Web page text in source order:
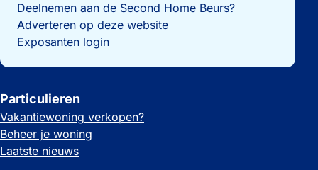
Deelnemen aan de Second Home Beurs?
Adverteren op deze website
Exposanten login
Particulieren
Vakantiewoning verkopen?
Beheer je woning
Laatste nieuws